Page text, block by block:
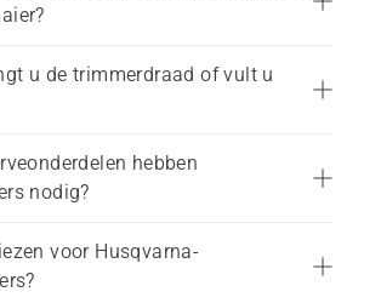
netjes houden langs paden,
bomen, hekken en bloembedden
maaien in krappe ruimtes en op
moeilijk bereikbare gebieden
onderhouden
u de trimmerdraad of vult u
hebben
nodig?
voor Husqvarna-